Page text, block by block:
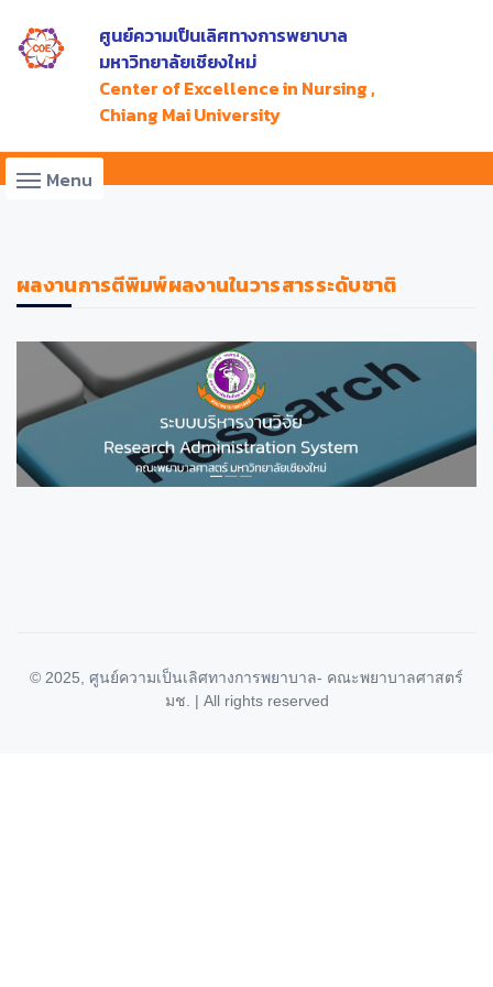
ศูนย์ความเป็นเลิศทางการพยาบาล
มหาวิทยาลัยเชียงใหม่
Center of Excellence in Nursing ,
Chiang Mai University
Menu
ผลงานการตีพิมพ์ผลงานในวารสารระดับชาติ
© 2025, ศูนย์ความเป็นเลิศทางการพยาบาล- คณะพยาบาลศาสตร์
มช. | All rights reserved